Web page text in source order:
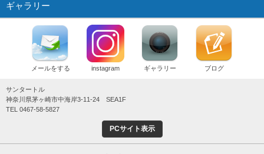
ギャラリー
メールをする instagram ギャラリー ブログ
サンタートル
神奈川県茅ヶ崎市中海岸3-11-24 SEA1F
TEL 0467-58-5827
PCサイト表示